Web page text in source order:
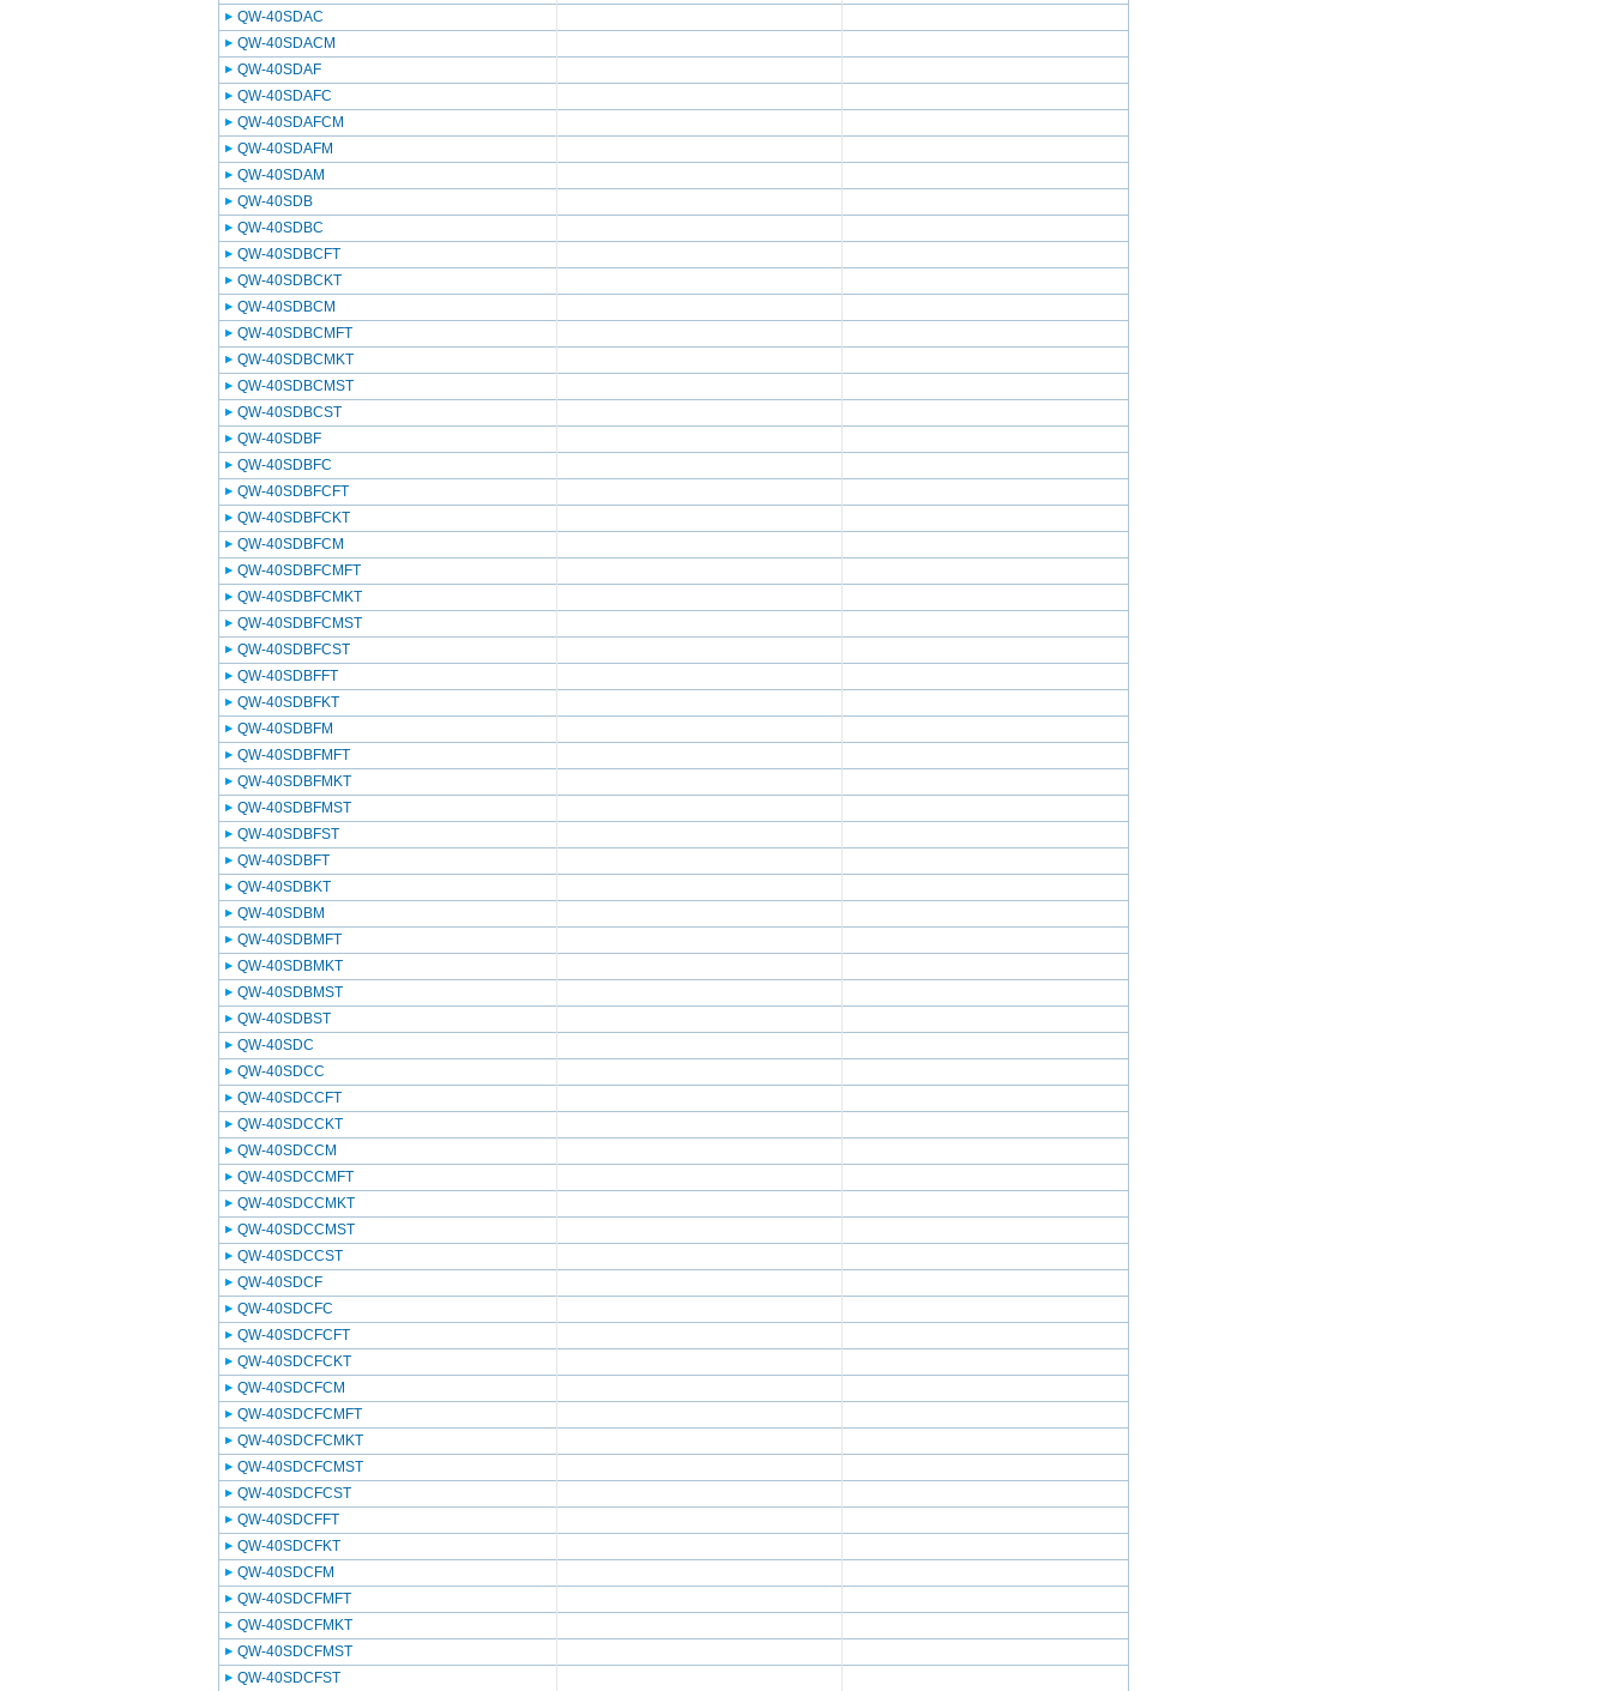
QW-40SDAC
QW-40SDACM
QW-40SDAF
QW-40SDAFC
QW-40SDAFCM
QW-40SDAFM
QW-40SDAM
QW-40SDB
QW-40SDBC
QW-40SDBCFT
QW-40SDBCKT
QW-40SDBCM
QW-40SDBCMFT
QW-40SDBCMKT
QW-40SDBCMST
QW-40SDBCST
QW-40SDBF
QW-40SDBFC
QW-40SDBFCFT
QW-40SDBFCKT
QW-40SDBFCM
QW-40SDBFCMFT
QW-40SDBFCMKT
QW-40SDBFCMST
QW-40SDBFCST
QW-40SDBFFT
QW-40SDBFKT
QW-40SDBFM
QW-40SDBFMFT
QW-40SDBFMKT
QW-40SDBFMST
QW-40SDBFST
QW-40SDBFT
QW-40SDBKT
QW-40SDBM
QW-40SDBMFT
QW-40SDBMKT
QW-40SDBMST
QW-40SDBST
QW-40SDC
QW-40SDCC
QW-40SDCCFT
QW-40SDCCKT
QW-40SDCCM
QW-40SDCCMFT
QW-40SDCCMKT
QW-40SDCCMST
QW-40SDCCST
QW-40SDCF
QW-40SDCFC
QW-40SDCFCFT
QW-40SDCFCKT
QW-40SDCFCM
QW-40SDCFCMFT
QW-40SDCFCMKT
QW-40SDCFCMST
QW-40SDCFCST
QW-40SDCFFT
QW-40SDCFKT
QW-40SDCFM
QW-40SDCFMFT
QW-40SDCFMKT
QW-40SDCFMST
QW-40SDCFST